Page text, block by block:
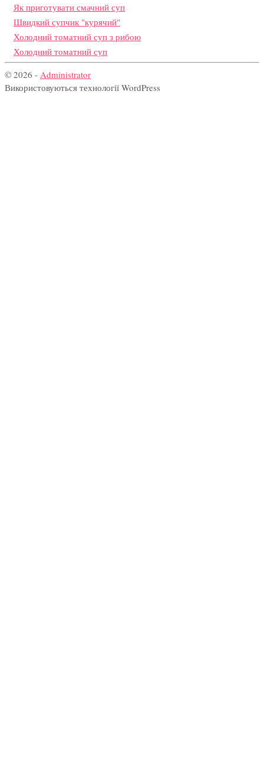
Як приготувати смачний суп
Швидкий супчик "курячий"
Холодний томатний суп з рибою
Холодний томатний суп
© 2026 - Administrator
Використовуються технології WordPress